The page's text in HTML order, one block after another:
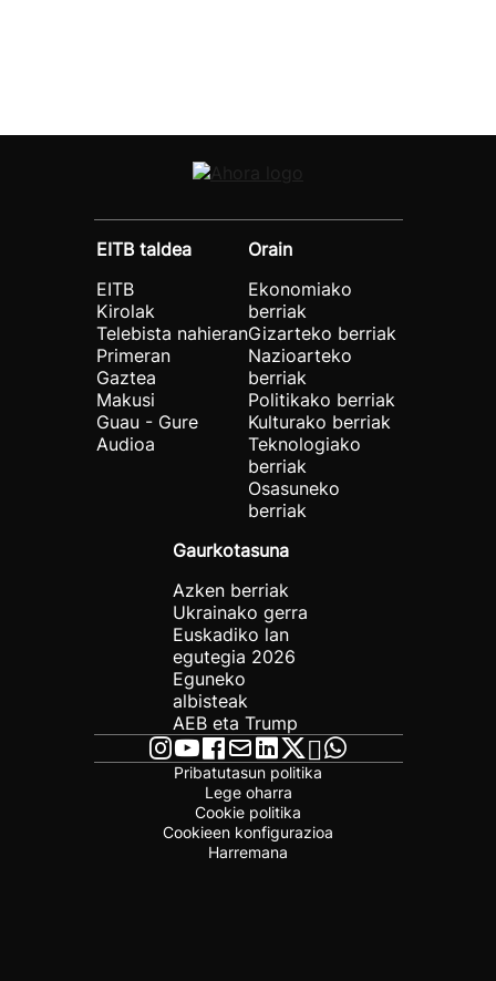
EITB taldea
EITB
Kirolak
Telebista nahieran
Primeran
Gaztea
Makusi
Guau - Gure
Audioa
Orain
Ekonomiako
berriak
Gizarteko berriak
Nazioarteko
berriak
Politikako berriak
Kulturako berriak
Teknologiako
berriak
Osasuneko
berriak
Gaurkotasuna
Azken berriak
Ukrainako gerra
Euskadiko lan
egutegia 2026
Eguneko
albisteak
AEB eta Trump
Pribatutasun politika
Lege oharra
Cookie politika
Cookieen konfigurazioa
Harremana